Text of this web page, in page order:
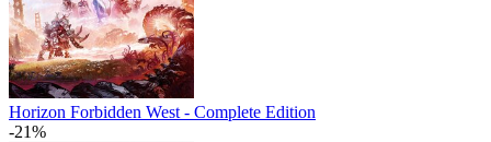
Horizon Forbidden West - Complete Edition
-21%